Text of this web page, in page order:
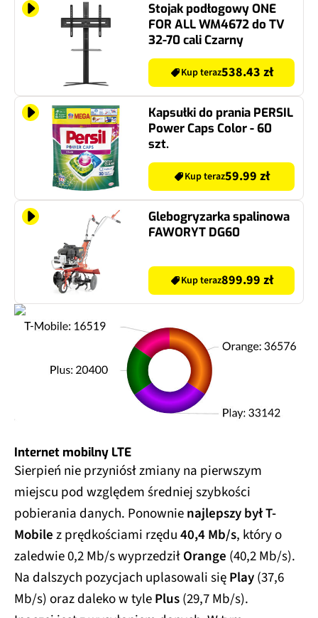
Stojak podłogowy ONE
FOR ALL WM4672 do TV
32-70 cali Czarny
Kup teraz538.43 zł
Kapsułki do prania PERSIL
Power Caps Color - 60
szt.
Kup teraz59.99 zł
Glebogryzarka spalinowa
FAWORYT DG60
Kup teraz899.99 zł
Internet mobilny LTE
Sierpień nie przyniósł zmiany na pierwszym
miejscu pod względem średniej szybkości
pobierania danych. Ponownienajlepszy był T-
Mobilez prędkościami rzędu40,4 Mb/s, który o
zaledwie 0,2 Mb/s wyprzedziłOrange (40,2 Mb/s).
Na dalszych pozycjach uplasowali sięPlay(37,6
Mb/s) oraz daleko w tylePlus(29,7 Mb/s).